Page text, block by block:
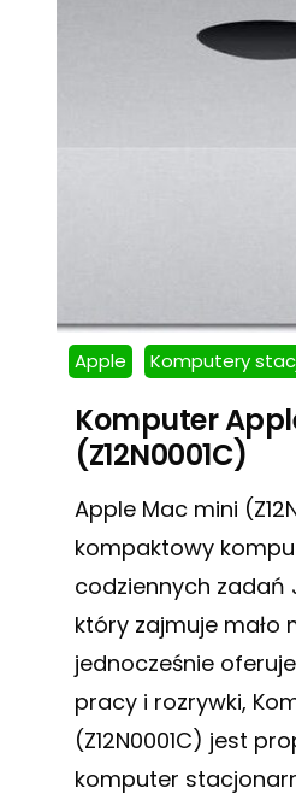
Apple Komputery
Komputer
(Z12N0001C)
Apple Mac mini
kompaktowy
codziennych zadań
który zajmuje mało
jednocześnie
pracy i rozrywki,
(Z12N0001C) jest
komputer